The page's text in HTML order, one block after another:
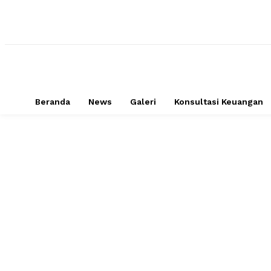
Beranda News Galeri Konsultasi Keuangan